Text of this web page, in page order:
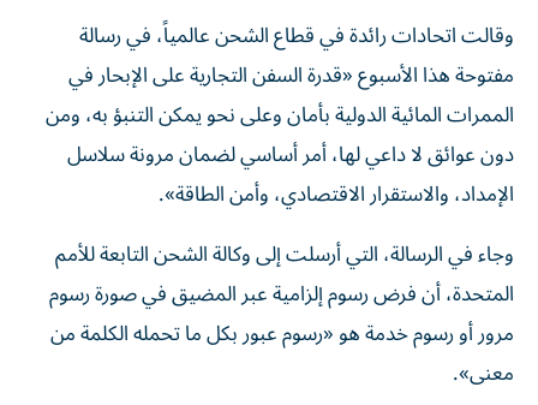
وقالت اتحادات رائدة في قطاع الشحن عالمياً، في رسالة
مفتوحة هذا الأسبوع «قدرة السفن التجارية على الإبحار في
الممرات المائية الدولية بأمان وعلى نحو يمكن التنبؤ به، ومن
دون عوائق لا داعي لها، أمر أساسي لضمان مرونة سلاسل ​
الإمداد، والاستقرار ‌الاقتصادي، وأمن الطاقة».
وجاء في الرسالة، التي أرسلت إلى وكالة الشحن التابعة للأمم
المتحدة، أن فرض رسوم إلزامية عبر المضيق في صورة رسوم
مرور أو رسوم ‌خدمة هو «رسوم ‌عبور بكل ما تحمله الكلمة من
معنى».